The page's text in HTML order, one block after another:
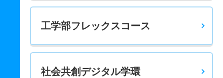
工学部フレックスコース
社会共創デジタル学環